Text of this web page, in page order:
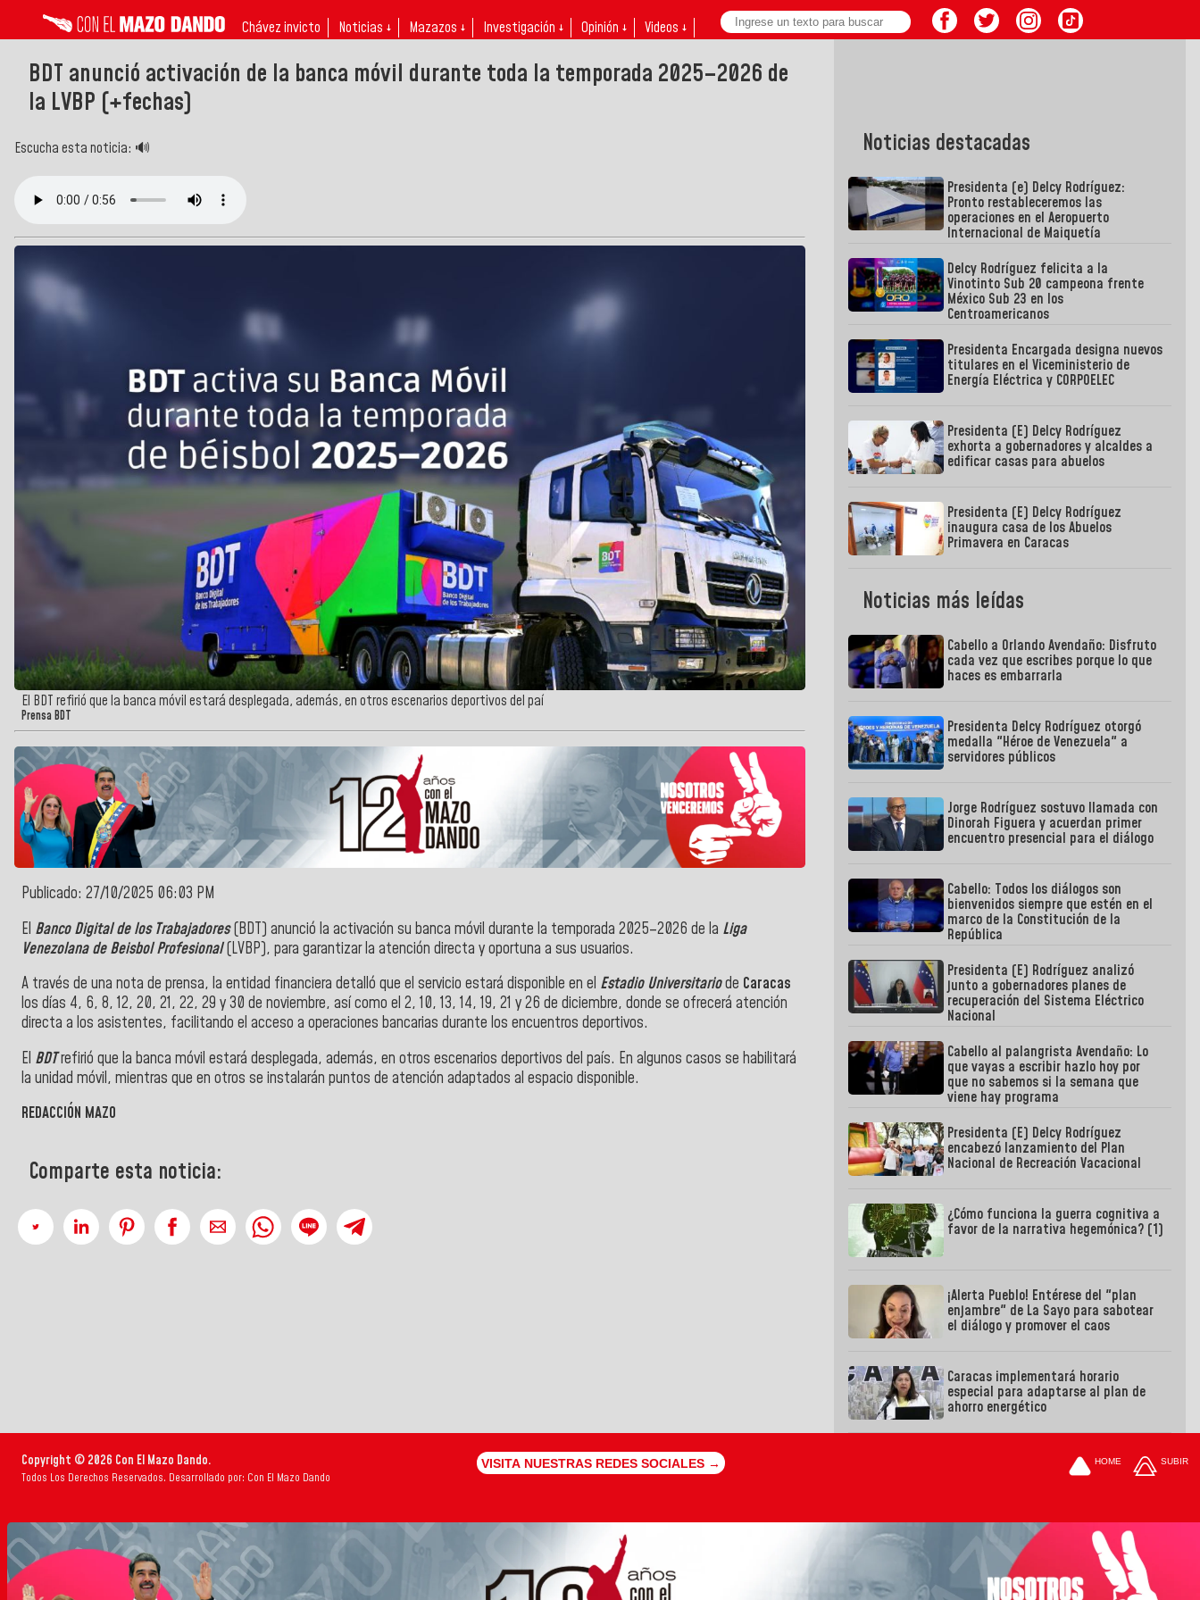
Chávez invicto Noticias ↓ Mazazos ↓ Investigación ↓ Opinión ↓ Videos ↓
BDT anunció activación de la banca móvil durante toda la temporada 2025–2026 de
la LVBP (+fechas)
Escucha esta noticia: 🔊
El BDT refirió que la banca móvil estará desplegada, además, en otros escenarios deportivos del paí
Prensa BDT
Publicado: 27/10/2025 06:03 PM
El Banco Digital de los Trabajadores(BDT) anunció la activación su banca móvil durante la temporada 2025–2026 de la Liga
Venezolana de Beisbol Profesional(LVBP), para garantizar la atención directa y oportuna a sus usuarios.
A través de una nota de prensa, la entidad financiera detalló que el servicio estará disponible en el Estadio Universitariode Caracas
los días 4, 6, 8, 12, 20, 21, 22, 29 y 30 de noviembre, así como el 2, 10, 13, 14, 19, 21 y 26 de diciembre, donde se ofrecerá atención
directa a los asistentes, facilitando el acceso a operaciones bancarias durante los encuentros deportivos.
El BDTrefirió que la banca móvil estará desplegada, además, en otros escenarios deportivos del país. En algunos casos se habilitará
la unidad móvil, mientras que en otros se instalarán puntos de atención adaptados al espacio disponible.
REDACCIÓN MAZO
Comparte esta noticia:
Noticias destacadas
Presidenta (e) Delcy Rodríguez:
Pronto restableceremos las
operaciones en el Aeropuerto
Internacional de Maiquetía
Delcy Rodríguez felicita a la
Vinotinto Sub 20 campeona frente
México Sub 23 en los
Centroamericanos
Presidenta Encargada designa nuevos
titulares en el Viceministerio de
Energía Eléctrica y CORPOELEC
Presidenta (E) Delcy Rodríguez
exhorta a gobernadores y alcaldes a
edificar casas para abuelos
Presidenta (E) Delcy Rodríguez
inaugura casa de los Abuelos
Primavera en Caracas
Noticias más leídas
Cabello a Orlando Avendaño: Disfruto
cada vez que escribes porque lo que
haces es embarrarla
Presidenta Delcy Rodríguez otorgó
medalla "Héroe de Venezuela" a
servidores públicos
Jorge Rodríguez sostuvo llamada con
Dinorah Figuera y acuerdan primer
encuentro presencial para el diálogo
Cabello: Todos los diálogos son
bienvenidos siempre que estén en el
marco de la Constitución de la
República
Presidenta (E) Rodríguez analizó
junto a gobernadores planes de
recuperación del Sistema Eléctrico
Nacional
Cabello al palangrista Avendaño: Lo
que vayas a escribir hazlo hoy por
que no sabemos si la semana que
viene hay programa
Presidenta (E) Delcy Rodríguez
encabezó lanzamiento del Plan
Nacional de Recreación Vacacional
¿Cómo funciona la guerra cognitiva a
favor de la narrativa hegemónica? (1)
¡Alerta Pueblo! Entérese del "plan
enjambre" de La Sayo para sabotear
el diálogo y promover el caos
Caracas implementará horario
especial para adaptarse al plan de
ahorro energético
Copyright © 2026 Con El Mazo Dando.
Todos Los Derechos Reservados. Desarrollado por: Con El Mazo Dando
VISITA NUESTRAS REDES SOCIALES → HOME SUBIR